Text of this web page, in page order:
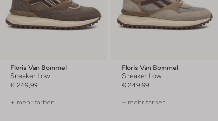
Floris Van Bommel
Sneaker Low
€ 249,99
+ mehr farben
Floris Van Bommel
Sneaker Low
€ 249,99
+ mehr farben